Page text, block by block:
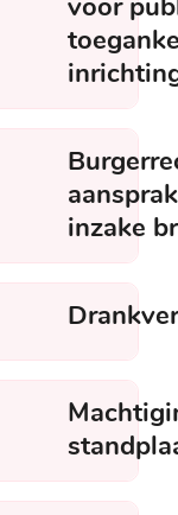
voor
inzake